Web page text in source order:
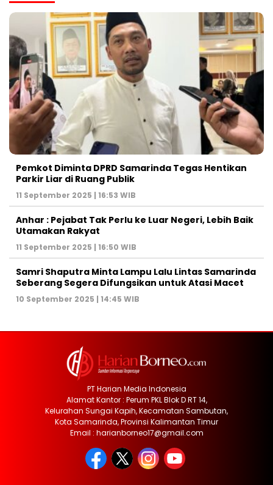
Pemkot Diminta DPRD Samarinda Tegas Hentikan
Parkir Liar di Ruang Publik
11 September 2025 | 16:53 WIB
Anhar : Pejabat Tak Perlu ke Luar Negeri, Lebih Baik
Utamakan Rakyat
11 September 2025 | 16:50 WIB
Samri Shaputra Minta Lampu Lalu Lintas Samarinda
Seberang Segera Difungsikan untuk Atasi Macet
10 September 2025 | 14:45 WIB
PT Harian Media Indonesia
Alamat Kantor : Perum PKL Blok D RT 14,
Kelurahan Sungai Kapih, Kecamatan Sambutan,
Kota Samarinda, Provinsi Kalimantan Timur
Email : harianborneo17@gmail.com